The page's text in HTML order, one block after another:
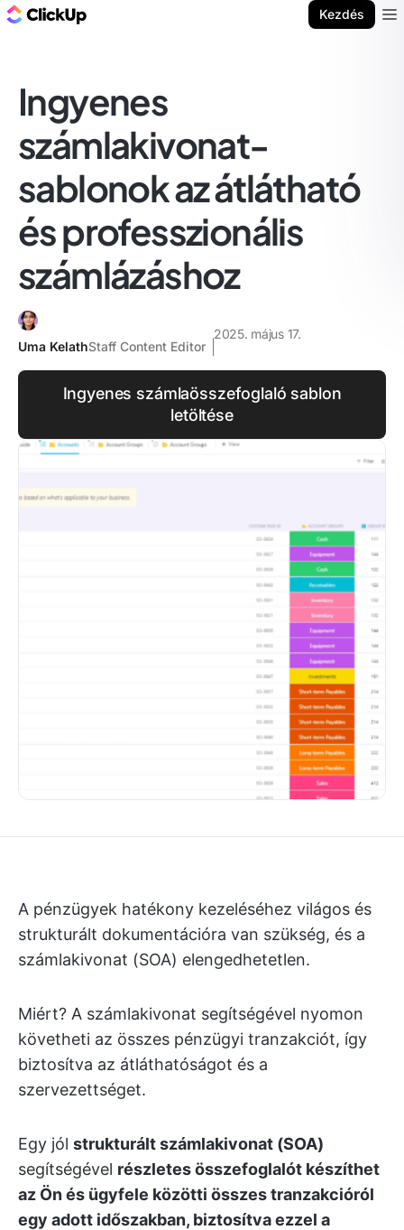
Kezdés
Ingyenes
számlakivonat-
sablonok az átlátható
és professzionális
számlázáshoz
Uma KelathStaff Content Editor
2025. május 17.
Ingyenes számlaösszefoglaló sablon
letöltése
A pénzügyek hatékony kezeléséhez világos és
strukturált dokumentációra van szükség, és a
számlakivonat (SOA) elengedhetetlen.
Miért? A számlakivonat segítségével nyomon
követheti az összes pénzügyi tranzakciót, így
biztosítva az átláthatóságot és a
szervezettséget.
Egy jól strukturált számlakivonat (SOA)
segítségével részletes összefoglalót készíthet
az Ön és ügyfele közötti összes tranzakcióról
egy adott időszakban, biztosítva ezzel a